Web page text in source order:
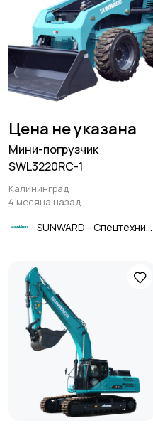
Цена не указана
Мини-погрузчик
SWL3220RC-1
Калининград
4 месяца назад